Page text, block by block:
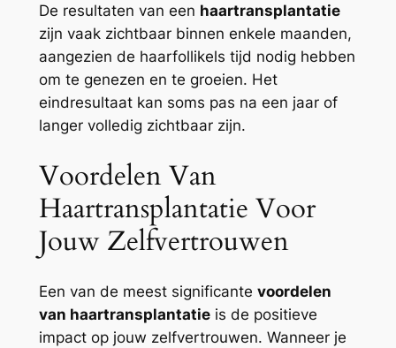
De resultaten van een haartransplantatie
zijn vaak zichtbaar binnen enkele maanden,
aangezien de haarfollikels tijd nodig hebben
om te genezen en te groeien. Het
eindresultaat kan soms pas na een jaar of
langer volledig zichtbaar zijn.
Voordelen Van
Haartransplantatie Voor
Jouw Zelfvertrouwen
Een van de meest significante voordelen
van haartransplantatieis de positieve
impact op jouw zelfvertrouwen. Wanneer je